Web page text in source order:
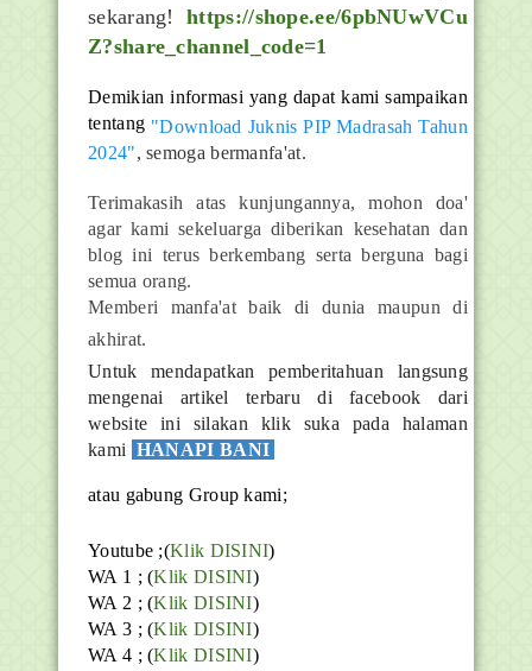
sekarang!https://shope.ee/6pbNUwVCu
Z?share_channel_code=1
Demikian informasi yang dapat kami sampaikan
tentang "Download Juknis PIP Madrasah Tahun
2024", semoga bermanfa'at.
Terimakasih atas kunjungannya, mohon doa'
agar kami sekeluarga diberikan kesehatan dan
blog ini terus berkembang serta berguna bagi
semua orang.
Memberi manfa'at baik di dunia maupun di
akhirat.
Untuk mendapatkan pemberitahuan langsung
mengenai artikel terbaru di facebook dari
website ini silakan klik suka pada halaman
kami HANAPI BANI
atau gabung Group kami;
Youtube ;(Klik DISINI)
WA 1 ; (Klik DISINI)
WA 2 ; (Klik DISINI)
WA 3 ; (Klik DISINI)
WA 4 ; (Klik DISINI)